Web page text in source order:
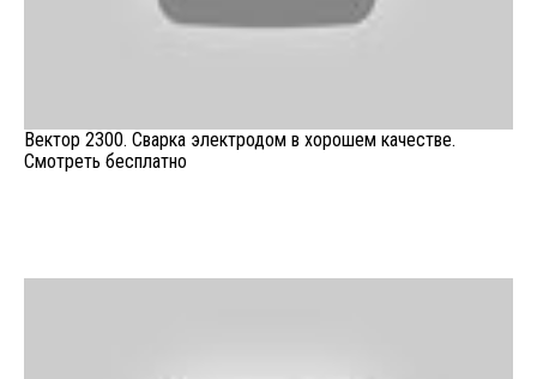
Вектор 2300. Сварка электродом в хорошем качестве.
Смотреть бесплатно